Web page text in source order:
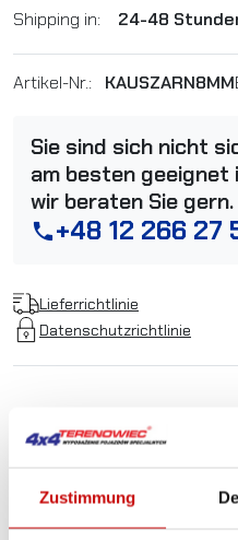
Zustimmung
Shipping in:
24-48
Artikel-Nr.: KAUSZARN8MM
Sie sind sich nicht
am besten geeignet
wir beraten Sie gern.
phone+48 12 266 27
Lieferrichtlinie
Datenschutzrichtlinie
Beschreibung
Kausza